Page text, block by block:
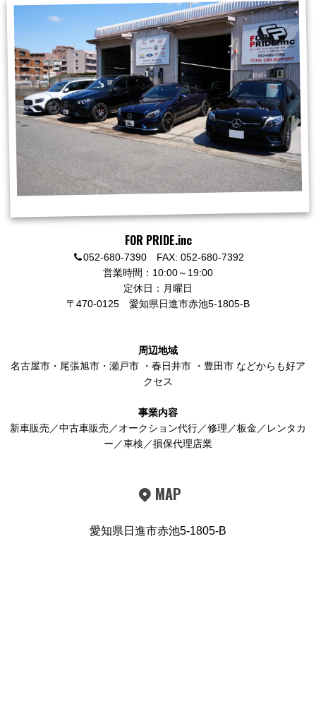
FOR PRIDE.inc
052-680-7390 FAX: 052-680-7392
営業時間：10:00～19:00
定休日：月曜日
〒470-0125 愛知県日進市赤池5-1805-B
周辺地域
名古屋市 ・ 尾張旭市 ・ 瀬戸市 ・ 春日井市 ・ 豊田市 などからも好ア
クセス
事業内容
新車販売／中古車販売／オークション代行／修理／板金／レンタカ
ー／車検／損保代理店業
MAP
愛知県日進市赤池5-1805-B